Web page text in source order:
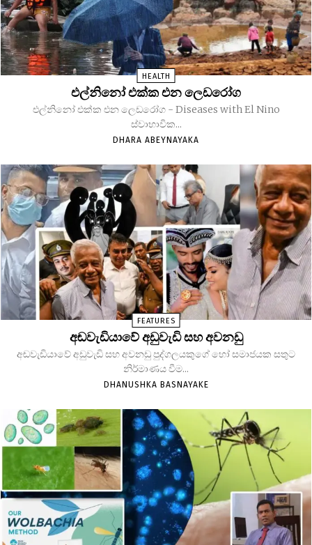
HEALTH
එල්නිනෝ එක්ක එන ලෙඩරෝග
එල්නිනෝ එක්ක එන ලෙඩරෝග - Diseases with El Nino
ස්වාභාවික...
DHARA ABEYNAYAKA
FEATURES
අඬවැඩියාවේ අඩුවැඩි සහ අවනඩු
අඬවැඩියාවේ අඩුවැඩි සහ අවනඩු පුද්ගලයකුගේ හෝ සමාජයක සතුට
නිර්මාණය වීම...
DHANUSHKA BASNAYAKE